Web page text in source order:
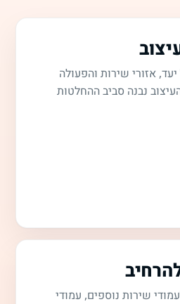
אזורי שירות והפעולה
נבנה סביב ההחלטות
שירות נוספים, עמודי